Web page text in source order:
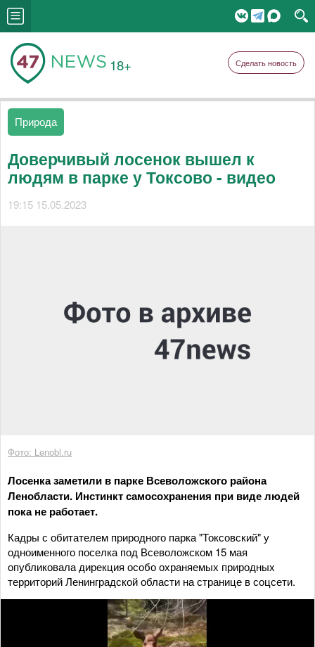
18+ Сделать новость
Природа
Доверчивый лосенок вышел к
людям в парке у Токсово - видео
19:15 15.05.2023
Фото: Lenobl.ru
Лосенка заметили в парке Всеволожского района
Ленобласти. Инстинкт самосохранения при виде людей
пока не работает.
Кадры с обитателем природного парка "Токсовский" у
одноименного поселка под Всеволожском 15 мая
опубликовала дирекция особо охраняемых природных
территорий Ленинградской области на странице в соцсети.